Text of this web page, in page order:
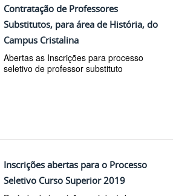
Contratação de Professores
Substitutos, para área de História, do
Campus Cristalina
Abertas as Inscrições para processo
seletivo de professor substituto
Inscrições abertas para o Processo
Seletivo Curso Superior 2019